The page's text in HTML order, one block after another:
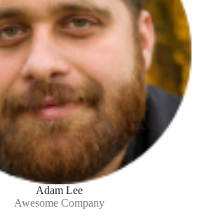
Adam Lee
Awesome Company